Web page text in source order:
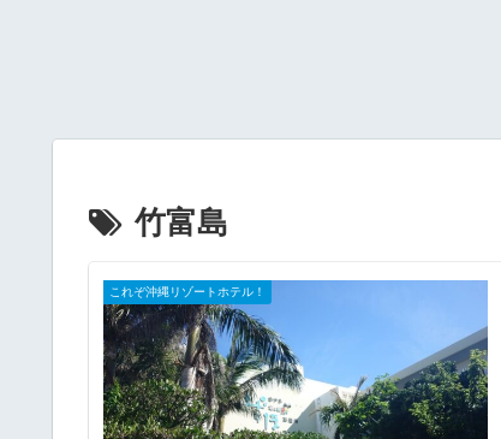
竹富島
これぞ沖縄リゾートホテル！